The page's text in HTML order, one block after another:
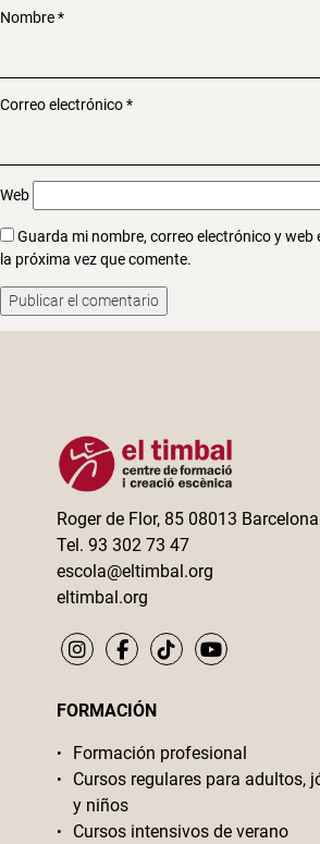
Nombre*
Correo electrónico*
Web
Guarda mi nombre, correo electrónico y web
la próxima vez que comente.
Roger de Flor, 85 08013 Barcelona
Tel. 93 302 73 47
escola@eltimbal.org
eltimbal.org
FORMACIÓN
Formación profesional
Cursos regulares para adultos,
y niños
Cursos intensivos de verano